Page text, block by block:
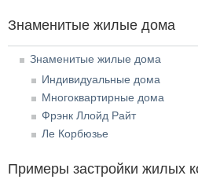
Знаменитые жилые дома
Знаменитые жилые дома
Индивидуальные дома
Многоквартирные дома
Фрэнк Ллойд Райт
Ле Корбюзье
Примеры застройки жилых